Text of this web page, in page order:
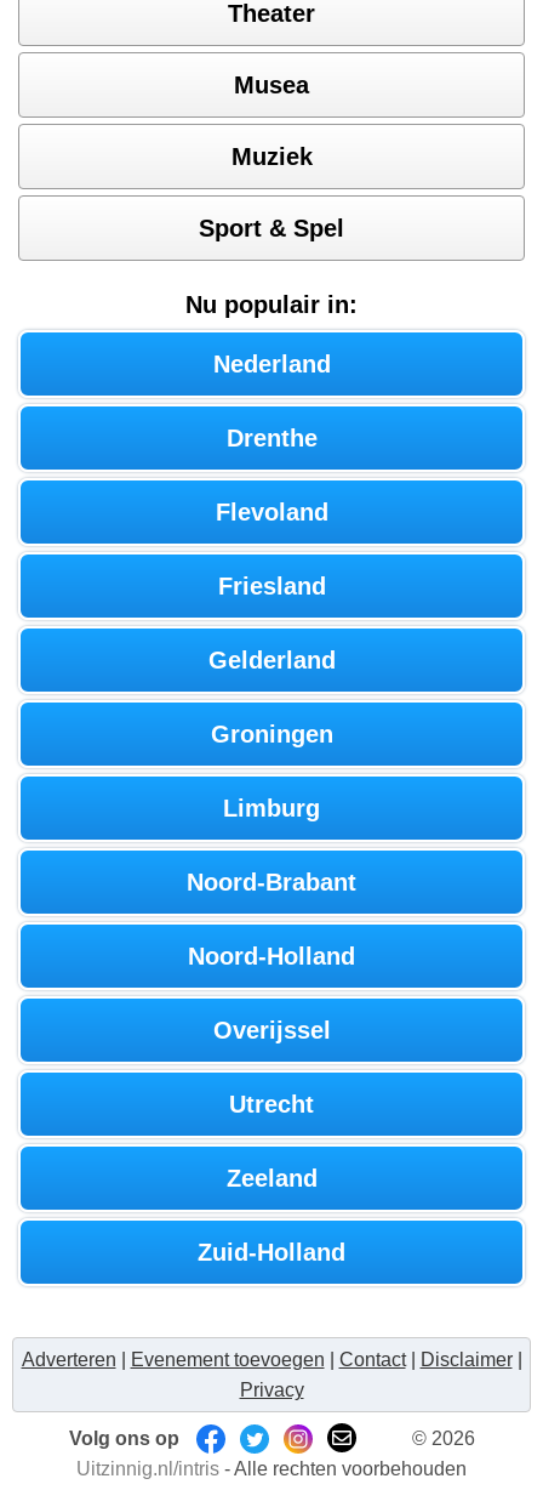
Theater
Musea
Muziek
Sport & Spel
Nu populair in:
Nederland
Drenthe
Flevoland
Friesland
Gelderland
Groningen
Limburg
Noord-Brabant
Noord-Holland
Overijssel
Utrecht
Zeeland
Zuid-Holland
Adverteren Evenement toevoegen Contact| Disclaimer|
Privacy
Volg ons op
© 2026
Uitzinnig.nl/intris - Alle rechten voorbehouden